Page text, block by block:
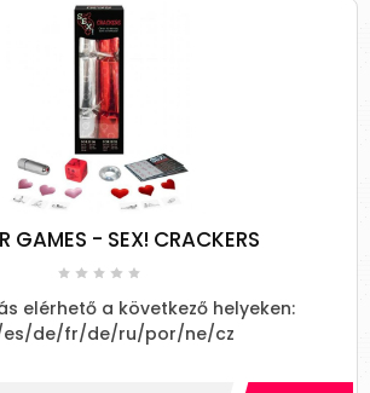
GAMES - SEX! CRACKERS
elérhető a következő helyeken:
de/fr/de/ru/por/ne/cz